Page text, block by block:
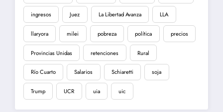
ingresos Juez La Libertad Avanza LLA
llaryora milei pobreza política precios
Provincias Unidas retenciones Rural
Río Cuarto Salarios Schiaretti soja
Trump UCR uia uic